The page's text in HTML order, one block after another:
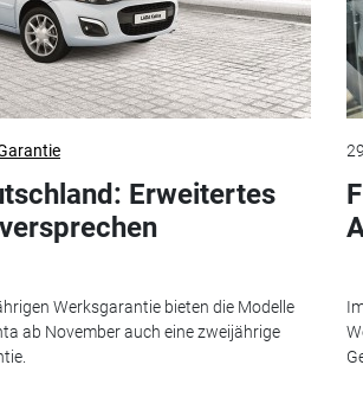
Erweitertes
Werksgarantie bieten die Modelle
ab November auch eine zweijährige